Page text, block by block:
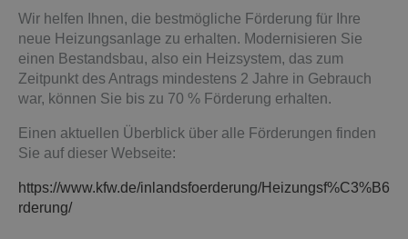
Wir helfen Ihnen, die bestmögliche Förderung für Ihre
neue Heizungsanlage zu erhalten. Modernisieren Sie
einen Bestandsbau, also ein Heizsystem, das zum
Zeitpunkt des Antrags mindestens 2 Jahre in Gebrauch
war, können Sie bis zu 70 % Förderung erhalten.
Einen aktuellen Überblick über alle Förderungen finden
Sie auf dieser Webseite:
https://www.kfw.de/inlandsfoerderung/Heizungsf%C3%B6
rderung/